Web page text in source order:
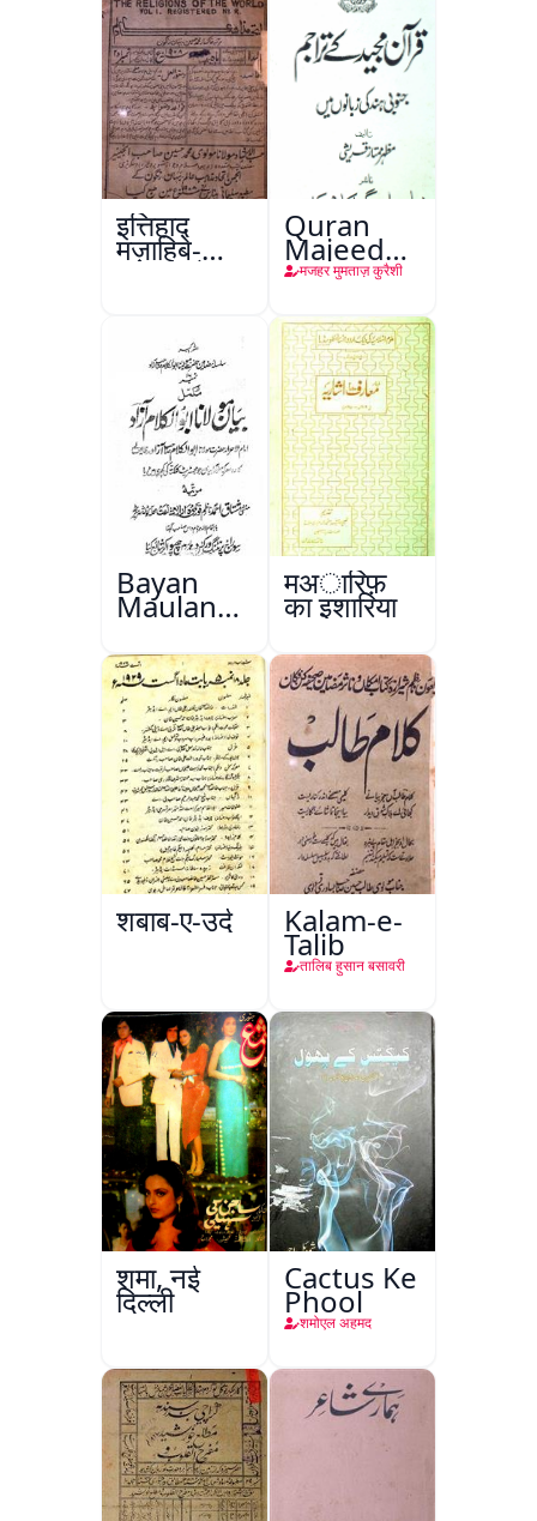
इत्तिहाद
मज़ाहिबे-
आलम, रंगून
Quran
Majeed
Keमजहर मुमताज़ कुरैशी
Bayan
Maulana
Abul
Kalam
Azad
मअारिफ़
का इशारिया
शबाब-ए-उर्दू Kalam-e-
Talib
तालिब हुसान बसावरी
शमा, नई
दिल्ली
Cactus Ke
Phool
शमोएल अहमद